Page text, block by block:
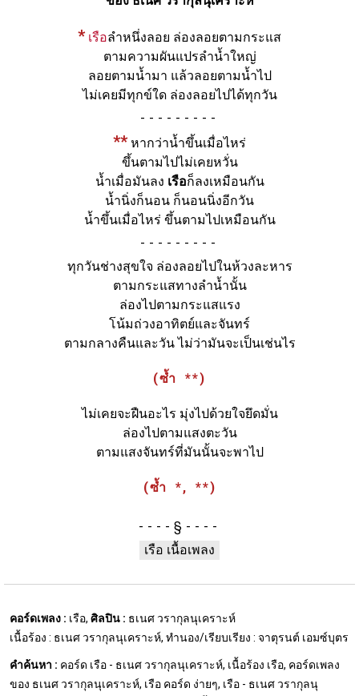
* เรือลำหนึ่งลอย ล่องลอยตามกระแส
ตามความผันแปรลำน้ำใหญ่
ลอยตามน้ำมา แล้วลอยตามน้ำไป
ไม่เคยมีทุกข์ใด ล่องลอยไปได้ทุกวัน
-
** หากว่าน้ำขึ้นเมื่อไหร่
ขึ้นตามไปไม่เคยหวั่น
น้ำเมื่อมันลง เรือก็ลงเหมือนกัน
น้ำนิ่งก็นอน ก็นอนนิ่งอีกวัน
น้ำขึ้นเมื่อไหร่ ขึ้นตามไปเหมือนกัน
-
ทุกวันช่างสุขใจ ล่องลอยไปในห้วงละหาร
ตามกระแสทางลำน้ำนั้น
ล่องไปตามกระแสแรง
โน้มถ่วงอาทิตย์และจันทร์
ตามกลางคืนและวัน ไม่ว่ามันจะเป็นเช่นไร
(ซ้ำ **)
ไม่เคยจะฝืนอะไร มุ่งไปด้วยใจยึดมั่น
ล่องไปตามแสงตะวัน
ตามแสงจันทร์ที่มันนั้นจะพาไป
(ซ้ำ *, **)
§
เรือ เนื้อเพลง
คอร์ดเพลง : เรือ, ศิลปิน : ธเนศ วรากุลนุเคราะห์
เนื้อร้อง : ธเนศ วรากุลนุเคราะห์, ทำนอง/เรียบเรียง : จาตุรนต์ เอมซ์บุตร
คำค้นหา : คอร์ด เรือ - ธเนศ วรากุลนุเคราะห์, เนื้อร้อง เรือ, คอร์ดเพลง
ของ ธเนศ วรากุลนุเคราะห์, เรือ คอร์ด ง่ายๆ, เรือ - ธเนศ วรากุลนุ